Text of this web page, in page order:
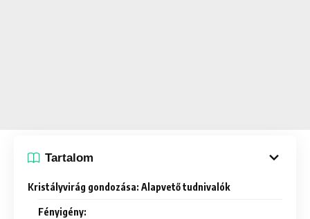
Tartalom
Kristályvirág gondozása: Alapvető tudnivalók
Fényigény: